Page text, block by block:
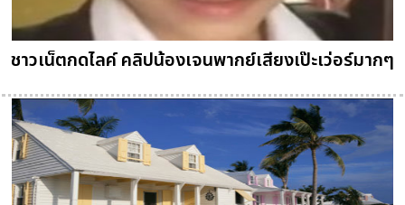
ชาวเน็ตกดไลค์ คลิปน้องเจนพากย์เสียงเป๊ะเว่อร์มากๆ